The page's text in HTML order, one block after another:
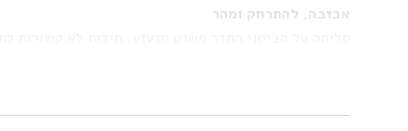
אכזבה, להתרחק ומהר